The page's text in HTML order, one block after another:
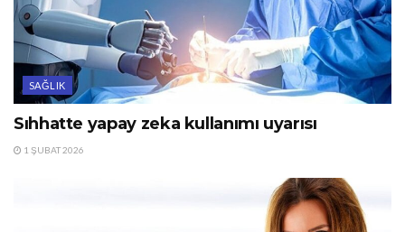
SAĞLIK
Sıhhatte yapay zeka kullanımı uyarısı
1 ŞUBAT 2026